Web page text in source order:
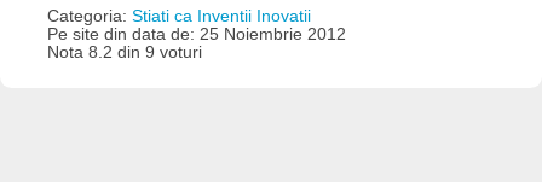
Categoria: Stiati ca Inventii Inovatii
Pe site din data de: 25 Noiembrie 2012
Nota 8.2 din 9 voturi